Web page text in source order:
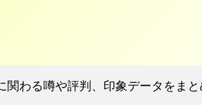
関わる噂や評判、印象データをま